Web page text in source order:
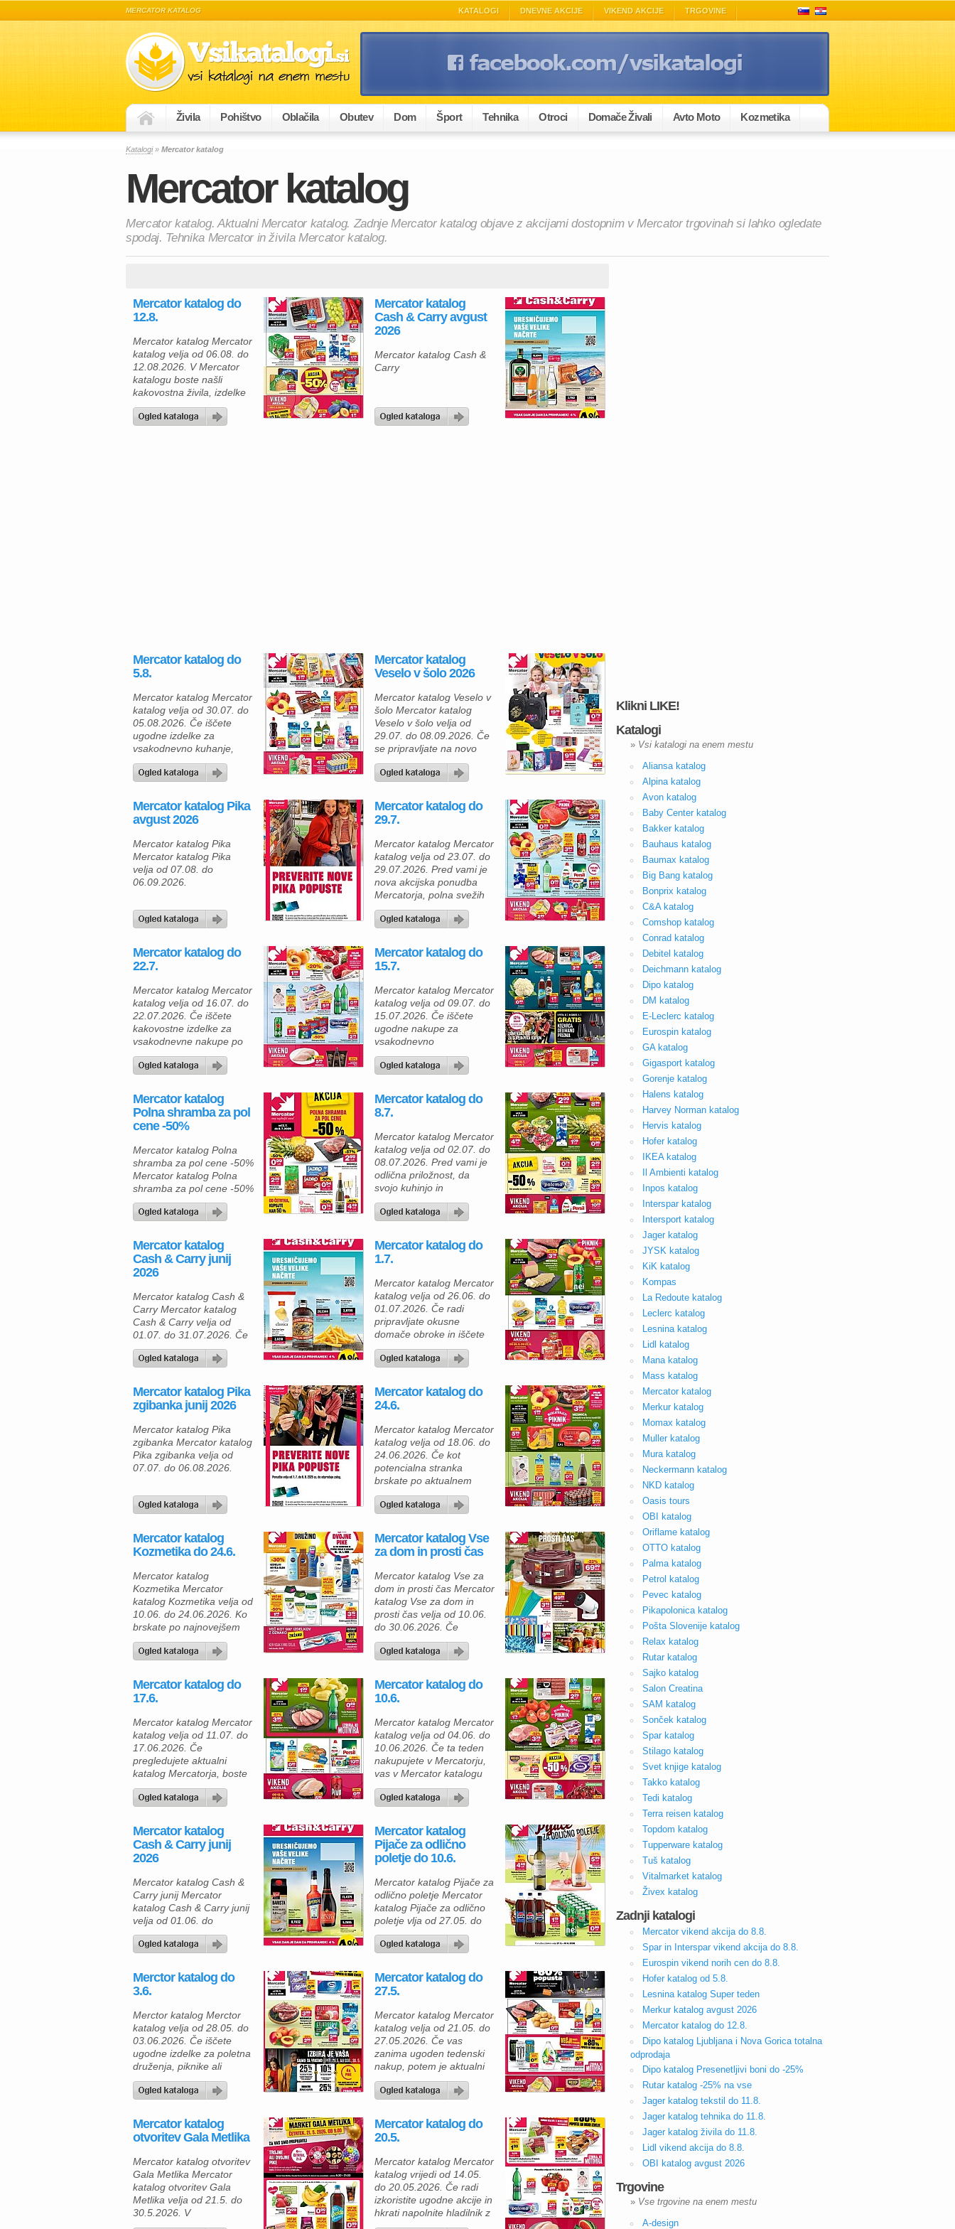
MERCATOR KATALOG KATALOGI DNEVNE AKCIJE VIKEND AKCIJE TRGOVINE
Živila Pohištvo Oblačila Obutev Dom Šport Tehnika Otroci Domače Živali Avto Moto Kozmetika
Katalogi» Mercator katalog
Mercator katalog
Mercator katalog. Aktualni Mercator katalog. Zadnje Mercator katalog objave z akcijami dostopnim v Mercator trgovinah si lahko ogledate
spodaj. Tehnika Mercator in živila Mercator katalog.
Mercator katalog do
12.8.
Mercator katalog Mercator
katalog velja od 06.08. do
12.08.2026. V Mercator
katalogu boste našli
kakovostna živila, izdelke
za gospodinjstvo in
številne priljubljene
Mercator katalog
Cash & Carry avgust
2026
Mercator katalog Cash &
Carry
Mercator katalog do
5.8.
Mercator katalog Mercator
katalog velja od 30.07. do
05.08.2026. Če iščete
ugodne izdelke za
vsakodnevno kuhanje,
osvežilne pijače in sveže
sadje ter zelenjavo, vas bo
Mercatorja zagotovo
navdušila. V času akcije
od 30. julija do 5. avgusta
2026 lahko svojo
nakupovalno košarico
napolnite z izbranimi
izdelki po odličnih cenah in
si pripravite okusne […]
Mercator katalog
Veselo v šolo 2026
Mercator katalog Veselo v
šolo Mercator katalog
Veselo v šolo velja od
29.07. do 08.09.2026. Če
se pripravljate na novo
šolsko leto, vas bo
aktualna ponudba
bogatim izborom
kakovostnih šolskih
potrebščin po ugodnih
cenah. Ne glede na to, ali
opremljate prvošolca,
osnovnošolca ali dijaka,
boste našli vse, kar
potrebujete za uspešen
začetek […]
Mercator katalog Pika
avgust 2026
Mercator katalog Pika
Mercator katalog Pika
velja od 07.08. do
06.09.2026.
Mercator katalog do
29.7.
Mercator katalog Mercator
katalog velja od 23.07. do
29.07.2026. Pred vami je
nova akcijska ponudba
Mercatorja, polna svežih
živil, kakovostnih mesnih
izdelkov in izdelkov za
odličnih cenah. Če radi
nakupujete premišljeno in
želite združiti kakovost s
prihrankom, boste v tej
ponudbi zagotovo našli
veliko zanimivih izdelkov
za svojo kuhinjo in dom.
Za […]
Mercator katalog do
22.7.
Mercator katalog Mercator
katalog velja od 16.07. do
22.07.2026. Če iščete
kakovostne izdelke za
vsakodnevne nakupe po
ugodnih cenah, vas bo
aktualni Mercator katalog
vas odlični popusti na
sveže sadje in zelenjavo,
meso, pijače, izdelke za
dom ter številne druge
odličnih cen lahko z
zbiranjem Pik ob nakupih
pridobite […]
Mercator katalog do
15.7.
Mercator katalog Mercator
katalog velja od 09.07. do
15.07.2026. Če iščete
ugodne nakupe za
vsakodnevno
gospodinjstvo, vas bo
aktualna ponudba
navdušila. V Mercator
katalogu boste našli
kakovostna živila, sveže
sadje in zelenjavo ter
izdelke za pripravo
okusnih domačih obrokov
po odličnih akcijskih
cenah. Na oddelku
svežega sadja in zelenjave
vas pričakuje paprika rog
[…]
Mercator katalog
Polna shramba za pol
cene -50%
Mercator katalog Polna
shramba za pol cene -50%
Mercator katalog Polna
shramba za pol cene -50%
velja od 02.07. do
08.07.2026.
Mercator katalog do
8.7.
Mercator katalog Mercator
katalog velja od 02.07. do
08.07.2026. Pred vami je
odlična priložnost, da
svojo kuhinjo in
gospodinjstvo napolnite s
kakovostnimi izdelki po
aktualni ponudbi
Mercatorja vas čakajo
številni izdelki z velikimi
popusti, zato lahko pri
vsakodnevnih nakupih
občutno prihranite. Izberite
sveže meso, mlečne
izdelke, živila za shrambo,
zamrznjene izdelke […]
Mercator katalog
Cash & Carry junij
2026
Mercator katalog Cash &
Carry Mercator katalog
Cash & Carry velja od
01.07. do 31.07.2026. Če
iščete ugodne izdelke za
zalogo doma, gostinski
ponudba Mercator Cash &
Carry zagotovo navdušila.
V julijskem katalogu vas
čakajo živila, pijače, čistilni
pripomočki in izdelki za
vsakodnevno uporabo po
odličnih cenah. Izkoristite
Mercator katalog do
1.7.
Mercator katalog Mercator
katalog velja od 26.06. do
01.07.2026. Če radi
pripravljate okusne
domače obroke in iščete
ugodne nakupe, vas bo
aktualna ponudba
navdušila. Tokrat lahko
izbirate med številnimi
svežimi živili, sadjem,
zelenjavo in mesnimi
izdelki po posebej znižanih
cenah. Za pripravo
okusnega nedeljskega
kosila si lahko izberete
svinjsko stegno brez kosti
iz […]
Mercator katalog Pika
zgibanka junij 2026
Mercator katalog Pika
zgibanka Mercator katalog
Pika zgibanka velja od
07.07. do 06.08.2026.
Mercator katalog do
24.6.
Mercator katalog Mercator
katalog velja od 18.06. do
24.06.2026. Če kot
potencialna stranka
brskate po aktualnem
Mercatorjevem katalogu,
boste našli številne
vsakodnevne nakupe in
pripravo okusnih domačih
obrokov. Poleg številnih
popustov vas ob nakupih
do 50 € čakajo dvojne Pika
točke, ob nakupih nad 50
€ pa celo trojne Pika
točke, zato […]
Mercator katalog
Kozmetika do 24.6.
Mercator katalog
Kozmetika Mercator
katalog Kozmetika velja od
10.06. do 24.06.2026. Ko
brskate po najnovejšem
Mercatorjevem katalogu
»Nega za vso družino«,
številne izdelke za
vsakodnevno nego po
ugodnih cenah. Če želite
poskrbeti za vso družino in
hkrati prihraniti, je zdaj
pravi čas za nakup, saj
številni izdelki prinašajo
tudi dvojne Pika točke. […]
Mercator katalog Vse
za dom in prosti čas
Mercator katalog Vse za
dom in prosti čas Mercator
katalog Vse za dom in
prosti čas velja od 10.06.
do 30.06.2026. Če
opremljate dom ali
načrtujete brezskrbne
vas v Mercatorjevem
katalogu čaka pestra
ponudba izdelkov za
udobje, zabavo in
sprostitev. Izberete lahko
praktične izdelke za vrt,
bazen ali počitnice ter si
[…]
Mercator katalog do
17.6.
Mercator katalog Mercator
katalog velja od 11.07. do
17.06.2026. Če
pregledujete aktualni
katalog Mercatorja, boste
našli številne ugodne
ponudbe za pripravo
in osvežilnih poletnih dni.
Akcijska ponudba velja od
11. do 17. junija 2026 in
prinaša prihranke pri
mesu in izdelkih za
gospodinjstvo. Za pripravo
okusnih poletnih jedi lahko
[…]
Mercator katalog do
10.6.
Mercator katalog Mercator
katalog velja od 04.06. do
10.06.2026. Če ta teden
nakupujete v Mercatorju,
vas v Mercator katalogu
med 4. in 10. 6. 2026 čaka
zelo raznolika ponudba
cenah, ki vam omogočajo,
da vsakodnevne nakupe
opravite bolj ugodno in
premišljeno. Za pripravo
lahko izberete Čevapčiče
Mercator, 480 g, […]
Mercator katalog
Cash & Carry junij
2026
Mercator katalog Cash &
Carry junij Mercator
katalog Cash & Carry junij
velja od 01.06. do
30.06.2026. V Mercator
ponudbi vas čakajo številni
vsakodnevno uporabo po
odličnih cenah. Če radi
nakupujete premišljeno in
iščete kakovostne izdelke
za ugodno ceno, je ta
katalog prava izbira za
vas. Za ljubitelje osvežilnih
poletnih […]
Mercator katalog
Pijače za odlično
poletje do 10.6.
Mercator katalog Pijače za
odlično poletje Mercator
katalog Pijače za odlično
poletje vlja od 27.05. do
10.06.2026. Če načrtujete
poletna druženja, piknike
terasi, vas bo aktualna
ponudba Mercatorja
zagotovo navdušila. V
katalogu najdete odlična
peneča vina, osvežilne
pijače in priljubljene
aperitive po ugodnih
cenah, s katerimi boste
ustvarili pravo poletno
vzdušje […]
Merctor katalog do
3.6.
Merctor katalog Merctor
katalog velja od 28.05. do
03.06.2026. Če iščete
ugodne izdelke za poletna
druženja, piknike ali
vsakodnevne nakupe, vas
bodo aktualne ponudbe
katalogu Mercator vas
čaka odlična akcija za
čokolade Milka različnih
okusov, kjer je drugi kos
kar 80 % cenejši. Za samo
0,39 € za drugi izdelek si
lahko […]
Mercator katalog do
27.5.
Mercator katalog Mercator
katalog velja od 21.05. do
27.05.2026. Če vas
zanima ugoden tedenski
nakup, potem je aktualni
Mercator katalog odlična
priložnost za prihranek pri
Tokratna ponudba prinaša
številne akcije, popuste na
drugi izdelek in znižanja
do kar 80 %, zato lahko
zelo ugodno napolniš
hladilnik in shrambo. Za
pripravo domačih kosil je
[…]
Mercator katalog
otvoritev Gala Metlika
Mercator katalog otvoritev
Gala Metlika Mercator
katalog otvoritev Gala
Metlika velja od 21.5. do
30.5.2026. V
prenovljenem marketu
Mercator katalog do
20.5.
Mercator katalog Mercator
katalog vrijedi od 14.05.
do 20.05.2026. Če radi
izkoristite ugodne akcije in
hkrati napolnite hladilnik z
okusnimi izdelki, vas bo
Klikni LIKE!
Katalogi
» Vsi katalogi na enem mestu
Aliansa katalog
Alpina katalog
Avon katalog
Baby Center katalog
Bakker katalog
Bauhaus katalog
Baumax katalog
Big Bang katalog
Bonprix katalog
C&A katalog
Comshop katalog
Conrad katalog
Debitel katalog
Deichmann katalog
Dipo katalog
DM katalog
E-Leclerc katalog
Eurospin katalog
GA katalog
Gigasport katalog
Gorenje katalog
Halens katalog
Harvey Norman katalog
Hervis katalog
Hofer katalog
IKEA katalog
Il Ambienti katalog
Inpos katalog
Interspar katalog
Intersport katalog
Jager katalog
JYSK katalog
KiK katalog
Kompas
La Redoute katalog
Leclerc katalog
Lesnina katalog
Lidl katalog
Mana katalog
Mass katalog
Mercator katalog
Merkur katalog
Momax katalog
Muller katalog
Mura katalog
Neckermann katalog
NKD katalog
Oasis tours
OBI katalog
Oriflame katalog
OTTO katalog
Palma katalog
Petrol katalog
Pevec katalog
Pikapolonica katalog
Pošta Slovenije katalog
Relax katalog
Rutar katalog
Sajko katalog
Salon Creatina
SAM katalog
Sonček katalog
Spar katalog
Stilago katalog
Svet knjige katalog
Takko katalog
Tedi katalog
Terra reisen katalog
Topdom katalog
Tupperware katalog
Tuš katalog
Vitalmarket katalog
Živex katalog
Zadnji katalogi
Mercator vikend akcija do 8.8.
Spar in Interspar vikend akcija do 8.8.
Eurospin vikend norih cen do 8.8.
Hofer katalog od 5.8.
Lesnina katalog Super teden
Merkur katalog avgust 2026
Mercator katalog do 12.8.
Dipo katalog Ljubljana i Nova Gorica totalna
odprodaja
Dipo katalog Presenetljivi boni do -25%
Rutar katalog -25% na vse
Jager katalog tekstil do 11.8.
Jager katalog tehnika do 11.8.
Jager katalog živila do 11.8.
Lidl vikend akcija do 8.8.
OBI katalog avgust 2026
Trgovine
» Vse trgovine na enem mestu
A-design